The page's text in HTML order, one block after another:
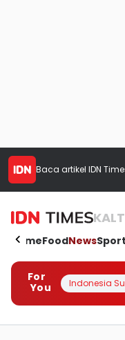
Baca artikel IDN
HomeFoodNewsSport
For
You
Indonesia